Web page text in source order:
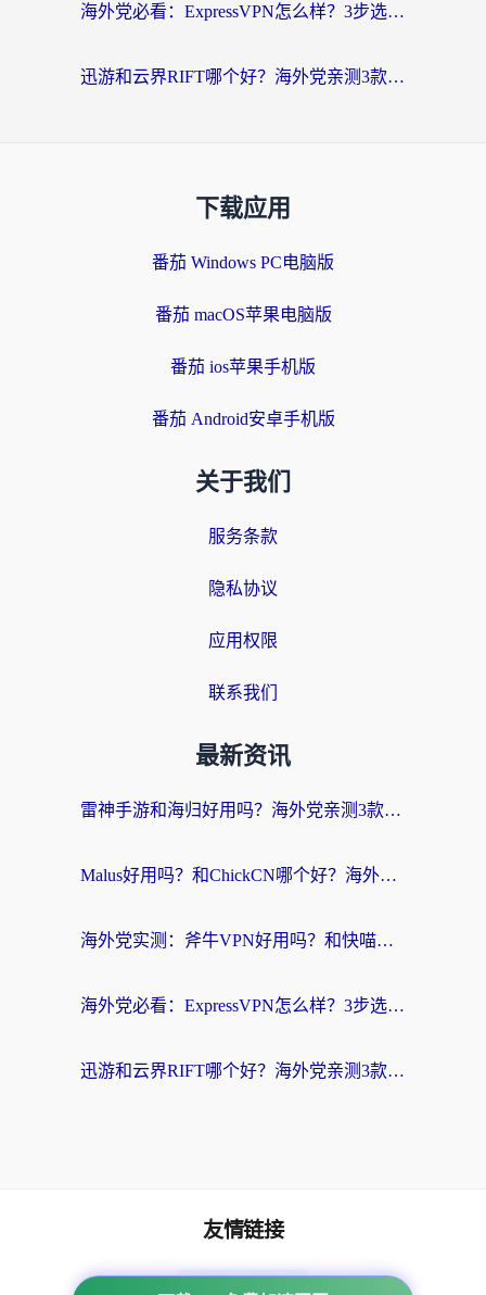
海外党必看：ExpressVPN怎么样？3步选对回国加速器，无缝刷国内剧玩手游
迅游和云界RIFT哪个好？海外党亲测3款回国加速器，教你无缝刷国内剧玩游戏
下载应用
番茄 Windows PC电脑版
番茄 macOS苹果电脑版
番茄 ios苹果手机版
番茄 Android安卓手机版
关于我们
服务条款
隐私协议
应用权限
联系我们
最新资讯
雷神手游和海归好用吗？海外党亲测3款热门回国加速器+番茄加速器深度体验
Malus好用吗？和ChickCN哪个好？海外党亲测：选对回国加速器，追剧游戏不卡顿
海外党实测：斧牛VPN好用吗？和快喵VPN对比哪个回国效果更好？附3款热门加速器深度分析
海外党必看：ExpressVPN怎么样？3步选对回国加速器，无缝刷国内剧玩手游
迅游和云界RIFT哪个好？海外党亲测3款回国加速器，教你无缝刷国内剧玩游戏
友情链接
海外回国加速器